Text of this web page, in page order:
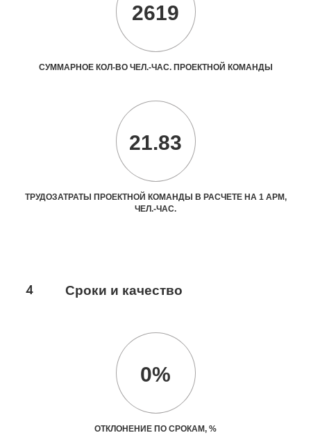
2619
СУММАРНОЕ КОЛ-ВО ЧЕЛ.-ЧАС. ПРОЕКТНОЙ КОМАНДЫ
21.83
ТРУДОЗАТРАТЫ ПРОЕКТНОЙ КОМАНДЫ В РАСЧЕТЕ НА 1 АРМ,
ЧЕЛ.-ЧАС.
4 Сроки и качество
0%
ОТКЛОНЕНИЕ ПО СРОКАМ, %